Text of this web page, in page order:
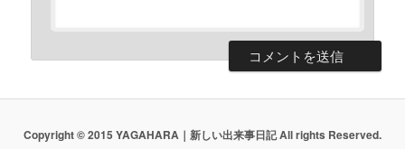
Copyright © 2015 YAGAHARA｜新しい出来事日記 All rights Reserved.